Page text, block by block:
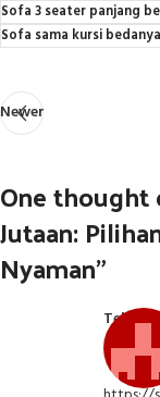
Sofa 3 seater panjang
Sofa sama kursi
Newer
One thought
Jutaan:
Nyaman”
May 5,